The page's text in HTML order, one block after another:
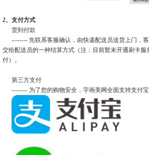
2、支付方式
货到付款
-------- 先联系客服确认，由快递配送员送货上门，
交给配送员的一种结算方式（注：目前暂未开通刷卡服
付）。
第三方支付
-------- 为了您的购物安全，字画美网全面支持支付宝